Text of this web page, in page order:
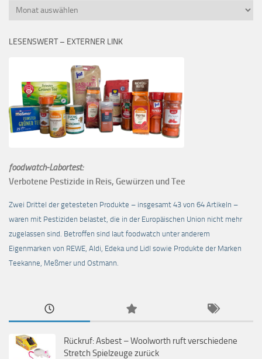
Monatsübersicht
LESENSWERT – EXTERNER LINK
foodwatch-Labortest:
Verbotene Pestizide in Reis, Gewürzen und Tee
Zwei Drittel der getesteten Produkte – insgesamt 43 von 64 Artikeln –
waren mit Pestiziden belastet, die in der Europäischen Union nicht mehr
zugelassen sind. Betroffen sind laut foodwatch unter anderem
Eigenmarken von REWE, Aldi, Edeka und Lidl sowie Produkte der Marken
Teekanne, Meßmer und Ostmann.
Rückruf: Asbest – Woolworth ruft verschiedene
Stretch Spielzeuge zurück